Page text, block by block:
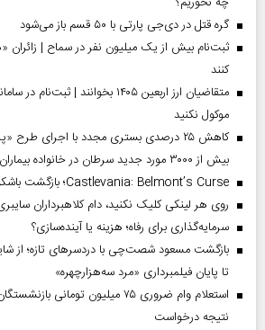
گره قتل در دی‌جی پارتی با ۵۰ قسم باز می‌شود
ثبت‌نام بیش از یک میلیون نفر در سماح | زائران
کنند
متقاضیان ارز اربعین ۱۴۰۵ بخوانند |
موکول نکنید
کاهش ۲۵ درصدی بستری مجدد با اجرای طرح
بیش از ۳۰۰۰ مورد جدید سرطان در خانواده بیماران
Castlevania: Belmont’s Curse؛ بازگشت باشکوه شکارچیان خون‌آشام
روی هر لینکی کلیک نکنید، دام کلاهبرداران
سرمایه‌گذاری برای رفاه؛ هزینه یا آینده‌سازی؟
بازگشت مسعود شصت‌چی با دردسر‌های تازه؛ از
تا پایان فیلمبرداری «مرد سه‌هزارچهره»
استعلام وام ضروری ۷۵ میلیون
نتیجه درخواست